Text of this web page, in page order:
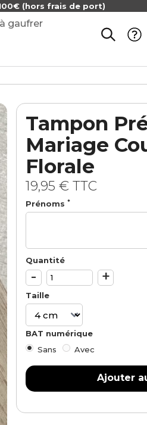
(hors frais de port)
gaufrer
Tampon
Mariage
Florale
19,95 € TTC
Prénoms*
Quantité
- +
Taille
BAT numérique
Sans
Avec
Ajouter